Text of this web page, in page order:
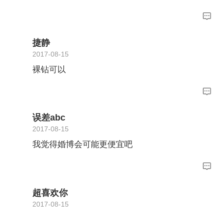
捷静
2017-08-15
裸钻可以
误差abc
2017-08-15
我觉得婚博会可能更便宜吧
超喜欢你
2017-08-15